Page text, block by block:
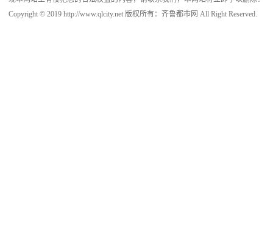
Copyright © 2019 http://www.qlcity.net 版权所有：齐鲁都市网 All Right Reserved.